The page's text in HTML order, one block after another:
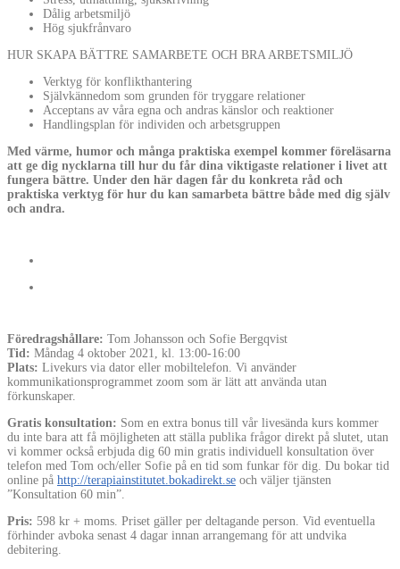
Dålig arbetsmiljö
Hög sjukfrånvaro
HUR SKAPA BÄTTRE SAMARBETE OCH BRA ARBETSMILJÖ
Verktyg för konflikthantering
Självkännedom som grunden för tryggare relationer
Acceptans av våra egna och andras känslor och reaktioner
Handlingsplan för individen och arbetsgruppen
Med värme, humor och många praktiska exempel kommer föreläsarna
att ge dig nycklarna till hur du får dina viktigaste relationer i livet att
fungera bättre. Under den här dagen får du konkreta råd och
praktiska verktyg för hur du kan samarbeta bättre både med dig själv
och andra.
Föredragshållare: Tom Johansson och Sofie Bergqvist
Tid: Måndag 4 oktober 2021, kl. 13:00-16:00
Plats: Livekurs via dator eller mobiltelefon. Vi använder
kommunikationsprogrammet zoom som är lätt att använda utan
förkunskaper.
Gratis konsultation: Som en extra bonus till vår livesända kurs kommer
du inte bara att få möjligheten att ställa publika frågor direkt på slutet, utan
vi kommer också erbjuda dig 60 min gratis individuell konsultation över
telefon med Tom och/eller Sofie på en tid som funkar för dig. Du bokar tid
online på http://terapiainstitutet.bokadirekt.se och väljer tjänsten
”Konsultation 60 min”.
Pris: 598 kr + moms. Priset gäller per deltagande person. Vid eventuella
förhinder avboka senast 4 dagar innan arrangemang för att undvika
debitering.